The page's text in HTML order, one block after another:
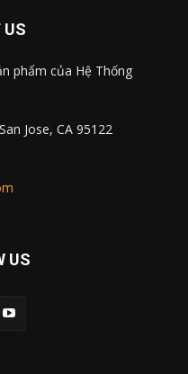
US
phẩm của Hệ Thống
Jose, CA 95122
US